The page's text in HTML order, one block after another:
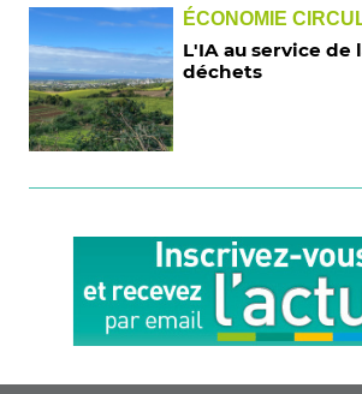
ÉCONOMIE
L'IA au service de
déchets